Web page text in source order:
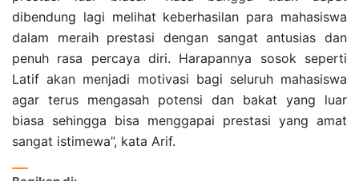
dibendung lagi melihat keberhasilan para mahasiswa
dalam meraih prestasi dengan sangat antusias dan
penuh rasa percaya diri. Harapannya sosok seperti
Latif akan menjadi motivasi bagi seluruh mahasiswa
agar terus mengasah potensi dan bakat yang luar
biasa sehingga bisa menggapai prestasi yang amat
sangat istimewa”, kata Arif.